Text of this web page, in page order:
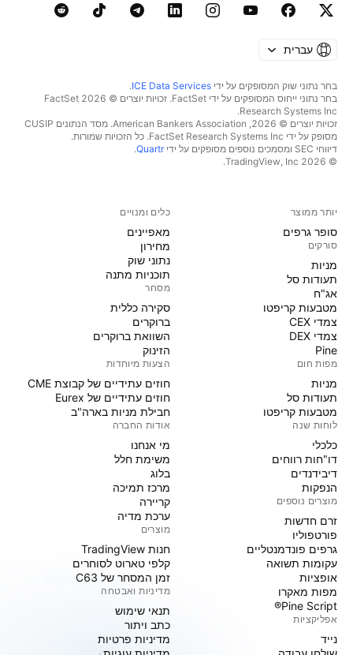
עברית
בחר נתוני שוק המסופקים על ידי ICE Data Services
.
בחר נתוני ייחוס המסופקים על ידי FactSet. זכויות יוצרים © 2026 ‏FactSet
Research Systems Inc.‏
זכויות יוצרים © 2026, ‏American Bankers Association. מסד הנתונים CUSIP
מסופק על ידי FactSet Research Systems Inc. כל הזכויות שמורות.
דיווחי SEC ומסמכים נוספים מסופקים על ידי
Quartr
.
© 2026 ‏TradingView, Inc.‏
יותר ממוצר
סופר גרפים
סורקים
מניות‏
תעודות סל
אג"ח
מטבעות קריפטו
צמדי CEX
צמדי DEX
Pine
מפות חום
מניות‏
תעודות סל
מטבעות קריפטו
לוחות שנה
כלכלי
דו"חות רווחים
דיבידנדים
הנפקות
מוצרים נוספים
זרם חדשות
פורטפוליו
גרפים פונדמנטליים
עקומות תשואה
אופציות
מפות מאקרו
Pine Script®
אפליקציות
נייד
כלים ומנויים
מאפיינים
מחירון
נתוני שוק
תוכניות מתנה
מסחר
סקירה כללית
ברוקרים
השוואת ברוקרים
הזינוק
הצעות מיוחדות
חוזים עתידיים של קבוצת CME
חוזים עתידיים של Eurex
חבילת מניות בארה"ב
אודות החברה
מי אנחנו
משימת חלל
בלוג
מרכז תמיכה
קריירה
ערכת מדיה
מוצרים
חנות TradingView
קלפי טארוט לסוחרים
זמן המסחר של C63
מדיניות ואבטחה
תנאי שימוש
כתב ויתור
מדיניות פרטיות